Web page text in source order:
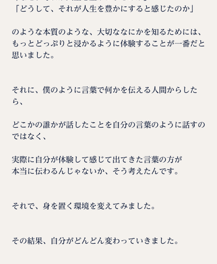
「どうして、それが人生を豊かにすると感じたのか」
のような本質のような、大切ななにかを知るためには、
もっとどっぷりと浸かるように体験することが一番だと
思いました。
それに、僕のように言葉で何かを伝える人間からした
ら、
どこかの誰かが話したことを自分の言葉のように話すの
ではなく、
実際に自分が体験して感じて出てきた言葉の方が
本当に伝わるんじゃないか、そう考えたんです。
それで、身を置く環境を変えてみました。
その結果、自分がどんどん変わっていきました。